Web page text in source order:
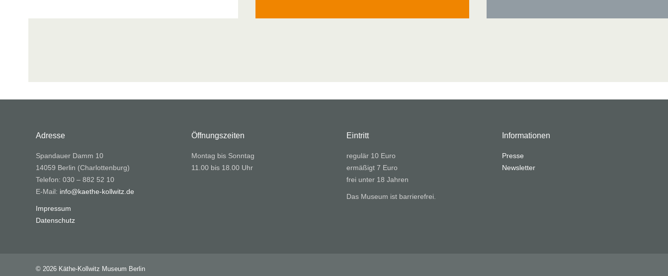
Adresse
Spandauer Damm 10
14059 Berlin (Charlottenburg)
Telefon: 030 – 882 52 10
E-Mail: info@kaethe-kollwitz.de
Impressum
Datenschutz
Öffnungszeiten
Montag bis Sonntag
11.00 bis 18.00 Uhr
Eintritt
regulär 10 Euro
ermäßigt 7 Euro
frei unter 18 Jahren
Das Museum ist barrierefrei.
Informationen
Presse
Newsletter
© 2026 Käthe-Kollwitz Museum Berlin